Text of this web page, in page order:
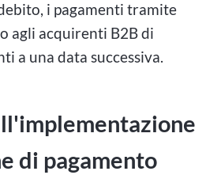
i pagamenti tramite
agli acquirenti B2B di
a una data successiva.
di pagamento